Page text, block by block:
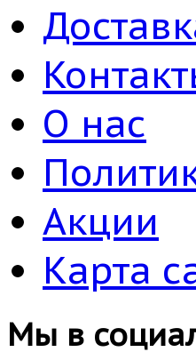
О нас
Акции
Карта
Мы в